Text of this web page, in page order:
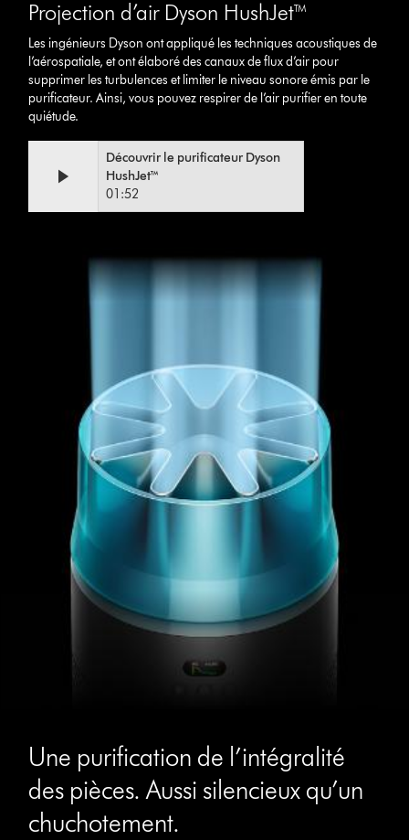
Projection d’air Dyson HushJet™
Les ingénieurs Dyson ont appliqué les techniques acoustiques de
l’aérospatiale, et ont élaboré des canaux de flux d’air pour
supprimer les turbulences et limiter le niveau sonore émis par le
purificateur. Ainsi, vous pouvez respirer de l’air purifier en toute
quiétude.
Transcript
transcription
Découvrir le purificateur Dyson
HushJet™
01:52
Une purification de l’intégralité
des pièces. Aussi silencieux qu’un
chuchotement.